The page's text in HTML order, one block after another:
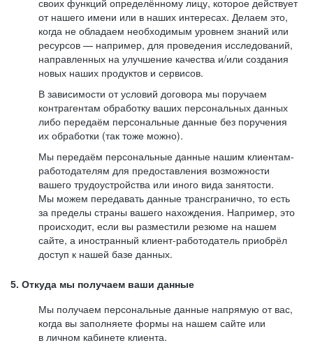
своих функций определённому лицу, которое действует
от нашего имени или в наших интересах. Делаем это,
когда не обладаем необходимым уровнем знаний или
ресурсов — например, для проведения исследований,
направленных на улучшение качества и/или создания
новых наших продуктов и сервисов.
В зависимости от условий договора мы поручаем
контрагентам обработку ваших персональных данных
либо передаём персональные данные без поручения
их обработки (так тоже можно).
Мы передаём персональные данные нашим клиентам-
работодателям для предоставления возможности
вашего трудоустройства или иного вида занятости.
Мы можем передавать данные трансгранично, то есть
за пределы страны вашего нахождения. Например, это
происходит, если вы разместили резюме на нашем
сайте, а иностранный клиент-работодатель приобрёл
доступ к нашей базе данных.
5. Откуда мы получаем ваши данные
Мы получаем персональные данные напрямую от вас,
когда вы заполняете формы на нашем сайте или
в личном кабинете клиента.